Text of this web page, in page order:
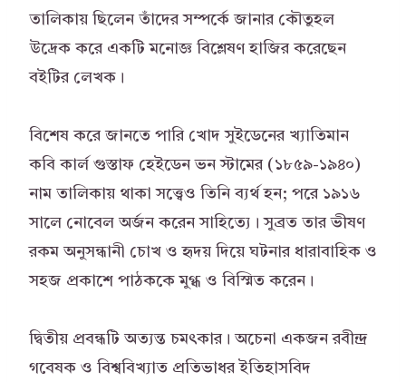
তালিকায় ছিলেন তাঁদের সম্পর্কে জানার কৌতুহল
উদ্রেক করে একটি মনোজ্ঞ বিশ্লেষণ হাজির করেছেন
বইটির লেখক।
বিশেষ করে জানতে পারি খোদ সুইডেনের খ্যাতিমান
কবি কার্ল গুস্তাফ হেইডেন ভন স্টামের (১৮৫৯-১৯৪০)
নাম তালিকায় থাকা সত্ত্বেও তিনি ব্যর্থ হন; পরে ১৯১৬
সালে নোবেল অর্জন করেন সাহিত্যে। সুব্রত তার ভীষণ
রকম অনুসন্ধানী চোখ ও হৃদয় দিয়ে ঘটনার ধারাবাহিক ও
সহজ প্রকাশে পাঠককে মুগ্ধ ও বিস্মিত করেন।
দ্বিতীয় প্রবন্ধটি অত্যন্ত চমৎকার। অচেনা একজন রবীন্দ্র
গবেষক ও বিশ্ববিখ্যাত প্রতিভাধর ইতিহাসবিদ